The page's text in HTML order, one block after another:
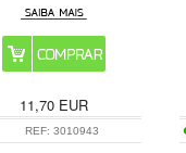
11,70 EUR
REF:3010943